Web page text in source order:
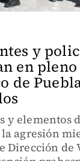
y
en
de
y elementos
agresión
Dirección de